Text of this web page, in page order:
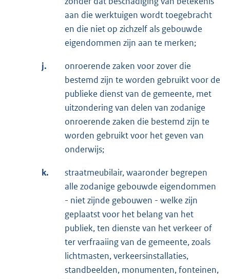
aan die werktuigen wordt toegebracht
en die niet op zichzelf als gebouwde
eigendommen zijn aan te merken;
j.
onroerende zaken voor zover die
bestemd zijn te worden gebruikt voor de
publieke dienst van de gemeente, met
uitzondering van delen van zodanige
onroerende zaken die bestemd zijn te
worden gebruikt voor het geven van
onderwijs;
k.
straatmeubilair, waaronder begrepen
alle zodanige gebouwde eigendommen
- niet zijnde gebouwen - welke zijn
geplaatst voor het belang van het
publiek, ten dienste van het verkeer of
ter verfraaiing van de gemeente, zoals
lichtmasten, verkeersinstallaties,
standbeelden, monumenten, fonteinen,